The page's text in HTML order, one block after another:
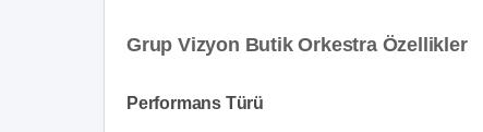
Grup Vizyon Butik Orkestra Özellikler
Performans Türü